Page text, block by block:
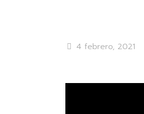
4 febrero, 2021